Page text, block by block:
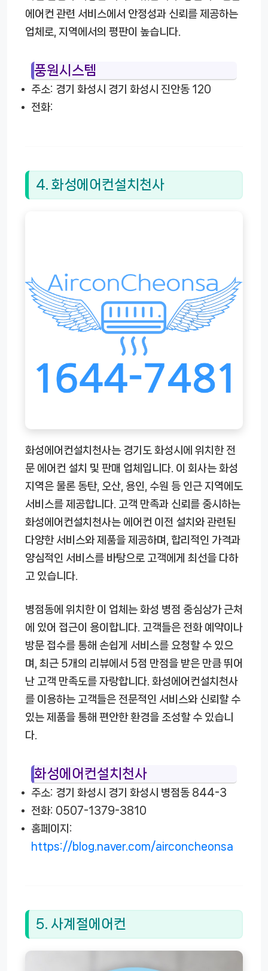
에어컨 관련 서비스에서 안정성과 신뢰를 제공하는
업체로, 지역에서의 평판이 높습니다.
풍원시스템
주소: 경기 화성시 경기 화성시 진안동 120
전화:
4. 화성에어컨설치천사
화성에어컨설치천사는 경기도 화성시에 위치한 전
문 에어컨 설치 및 판매 업체입니다. 이 회사는 화성
지역은 물론 동탄, 오산, 용인, 수원 등 인근 지역에도
서비스를 제공합니다. 고객 만족과 신뢰를 중시하는
화성에어컨설치천사는 에어컨 이전 설치와 관련된
다양한 서비스와 제품을 제공하며, 합리적인 가격과
양심적인 서비스를 바탕으로 고객에게 최선을 다하
고 있습니다.
병점동에 위치한 이 업체는 화성 병점 중심상가 근처
에 있어 접근이 용이합니다. 고객들은 전화 예약이나
방문 접수를 통해 손쉽게 서비스를 요청할 수 있으
며, 최근 5개의 리뷰에서 5점 만점을 받은 만큼 뛰어
난 고객 만족도를 자랑합니다. 화성에어컨설치천사
를 이용하는 고객들은 전문적인 서비스와 신뢰할 수
있는 제품을 통해 편안한 환경을 조성할 수 있습니
다.
화성에어컨설치천사
주소: 경기 화성시 경기 화성시 병점동 844-3
전화: 0507-1379-3810
홈페이지:
https://blog.naver.com/airconcheonsa
5. 사계절에어컨